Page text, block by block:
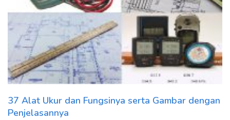
37 Alat Ukur dan Fungsinya serta Gambar dengan
Penjelasannya